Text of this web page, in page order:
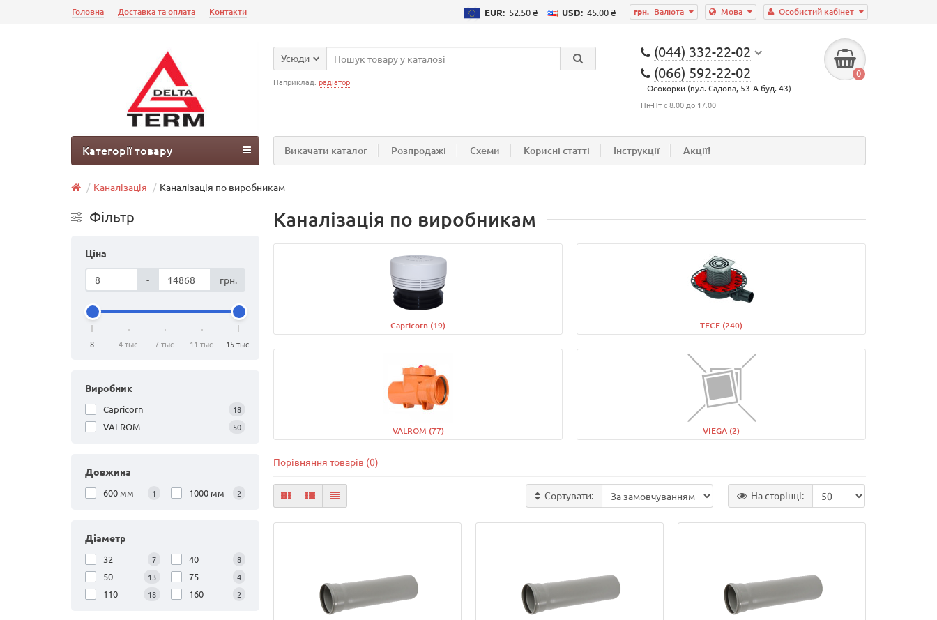
Особистий кабінет
Мова
грн. Валюта
EUR: 52.50 ₴ USD: 45.00 ₴
Головна Доставка та оплата Контакти
(044) 332-22-02
(066) 592-22-02
– Осокорки (вул. Садова, 53-А буд. 43)
Пн-Пт с 8:00 до 17:00
0
Усюди
Наприклад: радіатор
Викачати каталог Розпродажі Схеми Корисні статті Інструкції Акції!
Категорії товару
Каналізація Каналізація по виробникам
Фільтр
Ціна
- грн.
8 4 тыс. 7 тыс. 11 тыс. 15 тыс.
Виробник
Capricorn 18
VALROM 50
Довжина
600 мм 1 1000 мм 2
Діаметр
32 7 40 8
50 13 75 4
110 18 160 2
Каналізація по виробникам
Capricorn (19) TECE (240)
VALROM (77) VIEGA (2)
Порівняння товарів (0)
Сортувати: На сторінці: